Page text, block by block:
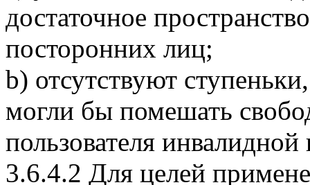
достаточное
посторонних лиц;
b) отсутствуют
могли бы помешать
пользователя инвалидной
3.6.4.2 Для целей